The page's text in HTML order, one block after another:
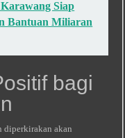
Siap
Bantuan Miliaran
bagi
diperkirakan akan